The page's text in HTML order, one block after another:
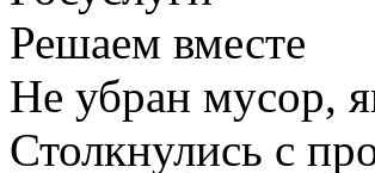
Решаем вместе
Не убран мусор,
Столкнулись с